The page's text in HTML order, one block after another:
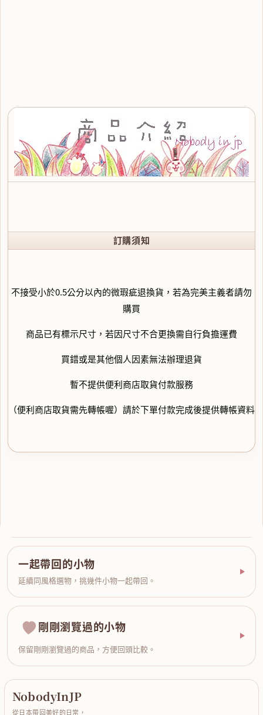
訂購須知
不接受小於0.5公分以內的微瑕疵退換貨，若為完美主義者請勿
購買
商品已有標示尺寸，若因尺寸不合更換需自行負擔運費
買錯或是其他個人因素無法辦理退貨
暫不提供便利商店取貨付款服務
（便利商店取貨需先轉帳喔）請於下單付款完成後提供轉帳資料
一起帶回的小物
延續同風格選物，挑幾件小物一起帶回。
剛剛瀏覽過的小物
保留剛剛瀏覽過的商品，方便回頭比較。
NobodyInJP
從日本帶回美好的日常，